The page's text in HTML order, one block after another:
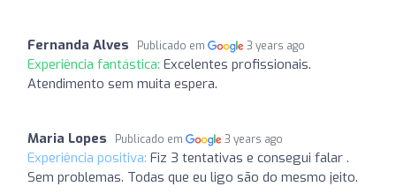
Fernanda Alves Publicado em 3 years ago
Experiência fantástica: Excelentes profissionais.
Atendimento sem muita espera.
Maria Lopes Publicado em 3 years ago
Experiência positiva: Fiz 3 tentativas e consegui falar .
Sem problemas. Todas que eu ligo são do mesmo jeito.